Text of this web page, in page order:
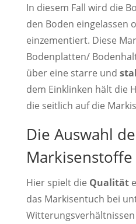
In diesem Fall wird die
den Boden eingelassen
einzementiert. Diese
Bodenplatten/
über eine starre und
dem Einklinken hält die
die seitlich auf die
Die Auswahl
Markisenstoffe
Hier spielt die Qualität
das Markisentuch bei